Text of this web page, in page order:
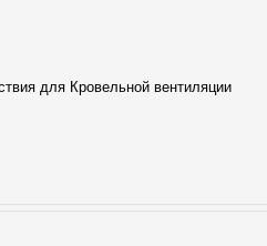
для Кровельной вентиляции